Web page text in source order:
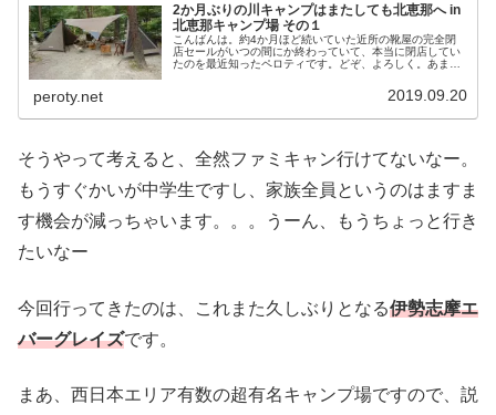
2か月ぶりの川キャンプはまたしても北恵那へ in
北恵那キャンプ場 その１
こんばんは。約4か月ほど続いていた近所の靴屋の完全閉
店セールがいつの間にか終わっていて、本当に閉店してい
たのを最近知ったペロティです。どぞ、よろしく。あまり
peroty.net 2019.09.20
そうやって考えると、全然ファミキャン行けてないなー。
もうすぐかいが中学生ですし、家族全員というのはますま
す機会が減っちゃいます。。。うーん、もうちょっと行き
たいなー
今回行ってきたのは、これまた久しぶりとなる伊勢志摩エ
バーグレイズです。
まあ、西日本エリア有数の超有名キャンプ場ですので、説